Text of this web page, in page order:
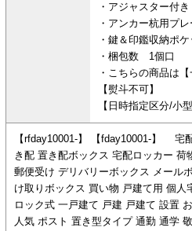
・アジャスター付き
・アンカー杭用プレ
・鍵＆印鑑収納ポケ
・梱包数 1個口
・こちらの商品は
【熨斗不可】
【日時指定区分/小型
【rfday10001-】 【fday10001-】 宅
き配 置き配ボックス 宅配ロッカー 荷
郵便受け デリバリーボックス メール
け取りボックス 買い物 戸建て用 個人
ロック式 一戸建て 戸建 戸建て 設置
人気 ポスト 置き型タイプ 通勤 通学